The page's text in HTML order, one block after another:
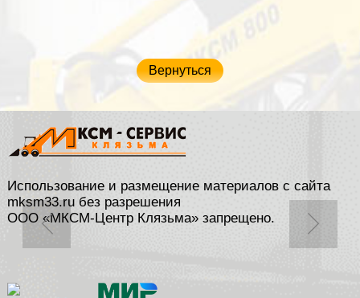
Вернуться
Использование и размещение материалов с сайта
mksm33.ru без разрешения
ООО «МКСМ-Центр Клязьма» запрещено.